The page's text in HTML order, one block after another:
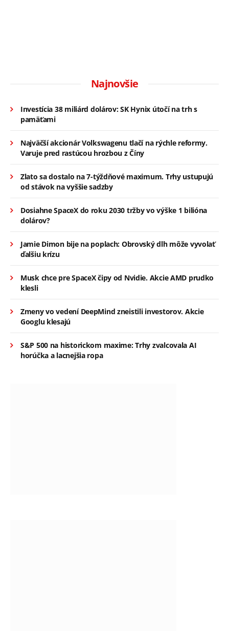
Najnovšie
Investícia 38 miliárd dolárov: SK Hynix útočí na trh s
pamäťami
Najväčší akcionár Volkswagenu tlačí na rýchle reformy.
Varuje pred rastúcou hrozbou z Číny
Zlato sa dostalo na 7-týždňové maximum. Trhy ustupujú
od stávok na vyššie sadzby
Dosiahne SpaceX do roku 2030 tržby vo výške 1 bilióna
dolárov?
Jamie Dimon bije na poplach: Obrovský dlh môže vyvolať
ďalšiu krízu
Musk chce pre SpaceX čipy od Nvidie. Akcie AMD prudko
klesli
Zmeny vo vedení DeepMind zneistili investorov. Akcie
Googlu klesajú
S&P 500 na historickom maxime: Trhy zvalcovala AI
horúčka a lacnejšia ropa